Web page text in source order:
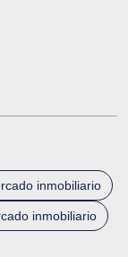
inmobiliario
inmobiliario